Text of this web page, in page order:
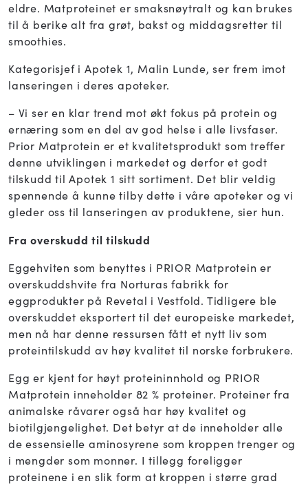
eldre. Matproteinet er smaksnøytralt og kan brukes
til å berike alt fra grøt, bakst og middagsretter til
smoothies.
Kategorisjef i Apotek 1, Malin Lunde, ser frem imot
lanseringen i deres apoteker.
– Vi ser en klar trend mot økt fokus på protein og
ernæring som en del av god helse i alle livsfaser.
Prior Matprotein er et kvalitetsprodukt som treffer
denne utviklingen i markedet og derfor et godt
tilskudd til Apotek 1 sitt sortiment. Det blir veldig
spennende å kunne tilby dette i våre apoteker og vi
gleder oss til lanseringen av produktene, sier hun.
Fra overskudd til tilskudd
Eggehviten som benyttes i PRIOR Matprotein er
overskuddshvite fra Norturas fabrikk for
eggprodukter på Revetal i Vestfold. Tidligere ble
overskuddet eksportert til det europeiske markedet,
men nå har denne ressursen fått et nytt liv som
proteintilskudd av høy kvalitet til norske forbrukere.
Egg er kjent for høyt proteininnhold og PRIOR
Matprotein inneholder 82 % proteiner. Proteiner fra
animalske råvarer også har høy kvalitet og
biotilgjengelighet. Det betyr at de inneholder alle
de essensielle aminosyrene som kroppen trenger og
i mengder som monner. I tillegg foreligger
proteinene i en slik form at kroppen i større grad